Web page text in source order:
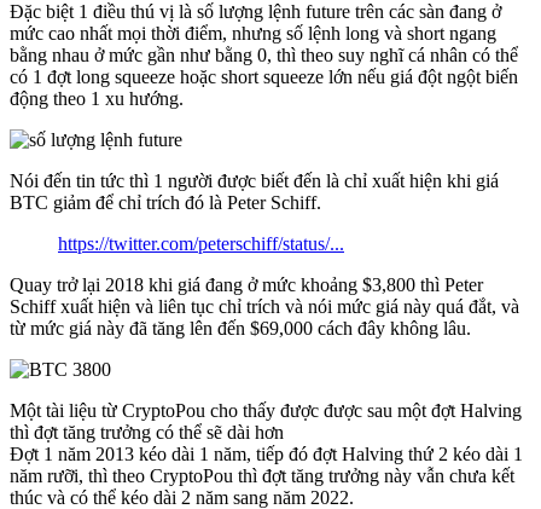
Đặc biệt 1 điều thú vị là số lượng lệnh future trên các sàn đang ở
mức cao nhất mọi thời điểm, nhưng số lệnh long và short ngang
bằng nhau ở mức gần như bằng 0, thì theo suy nghĩ cá nhân có thể
có 1 đợt long squeeze hoặc short squeeze lớn nếu giá đột ngột biến
động theo 1 xu hướng.
Nói đến tin tức thì 1 người được biết đến là chỉ xuất hiện khi giá
BTC giảm để chỉ trích đó là Peter Schiff.
https://twitter.com/peterschiff/status/...
Quay trở lại 2018 khi giá đang ở mức khoảng $3,800 thì Peter
Schiff xuất hiện và liên tục chỉ trích và nói mức giá này quá đắt, và
từ mức giá này đã tăng lên đến $69,000 cách đây không lâu.
Một tài liệu từ CryptoPou cho thấy được được sau một đợt Halving
thì đợt tăng trưởng có thể sẽ dài hơn
Đợt 1 năm 2013 kéo dài 1 năm, tiếp đó đợt Halving thứ 2 kéo dài 1
năm rưỡi, thì theo CryptoPou thì đợt tăng trưởng này vẫn chưa kết
thúc và có thể kéo dài 2 năm sang năm 2022.